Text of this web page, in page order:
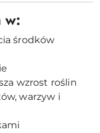
w:
środków
wzrost roślin
warzyw i